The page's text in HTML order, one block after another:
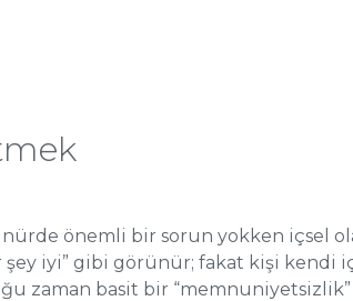
önemli bir sorun yokken içsel
şey iyi” gibi görünür; fakat kişi
zaman basit bir “memnuniyetsizlik”